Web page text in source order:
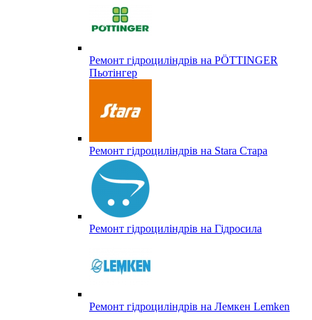
Ремонт гідроциліндрів на PÖTTINGER
Пьотінгер
Ремонт гідроциліндрів на Stara Стара
Ремонт гідроциліндрів на Гідросила
Ремонт гідроциліндрів на Лемкен Lemken